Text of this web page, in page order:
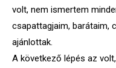
volt, nem ismertem
csapattagjaim, barátaim,
ajánlottak.
A következő lépés az